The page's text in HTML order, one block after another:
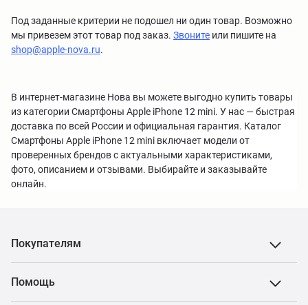
Под заданные критерии не подошел ни один товар. Возможно
мы привезем этот товар под заказ. Звоните или пишите на
shop@apple-nova.ru.
В интернет-магазине Нова вы можете выгодно купить товары
из категории Смартфоны Apple iPhone 12 mini. У нас — быстрая
доставка по всей России и официальная гарантия. Каталог
Смартфоны Apple iPhone 12 mini включает модели от
проверенных брендов с актуальными характеристиками,
фото, описанием и отзывами. Выбирайте и заказывайте
онлайн.
Покупателям
Помощь